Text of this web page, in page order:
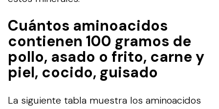
Cuántos aminoacidos
contienen 100 gramos de
pollo, asado o frito, carne y
piel, cocido, guisado
La siguiente tabla muestra los aminoacidos